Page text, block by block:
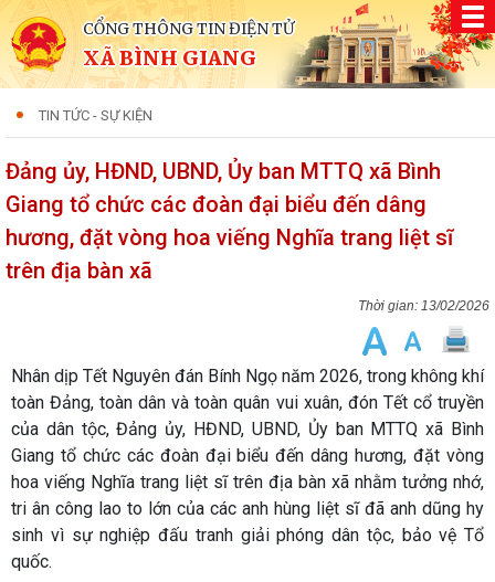
CỔNG THÔNG TIN ĐIỆN TỬ
XÃ BÌNH GIANG
TIN TỨC - SỰ KIỆN
Đảng ủy, HĐND, UBND, Ủy ban MTTQ xã Bình
Giang tổ chức các đoàn đại biểu đến dâng
hương, đặt vòng hoa viếng Nghĩa trang liệt sĩ
trên địa bàn xã
13/02/2026
Nhân dịp Tết Nguyên đán Bính Ngọ năm 2026, trong không khí
toàn Đảng, toàn dân và toàn quân vui xuân, đón Tết cổ truyền
của dân tộc, Đảng ủy, HĐND, UBND, Ủy ban MTTQ xã Bình
Giang tổ chức các đoàn đại biểu đến dâng hương, đặt vòng
hoa viếng Nghĩa trang liệt sĩ trên địa bàn xã nhằm tưởng nhớ,
tri ân công lao to lớn của các anh hùng liệt sĩ đã anh dũng hy
sinh vì sự nghiệp đấu tranh giải phóng dân tộc, bảo vệ Tổ
quốc.